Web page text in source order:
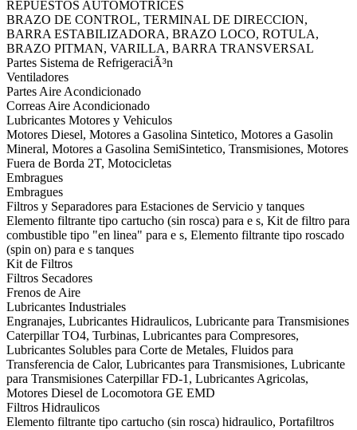
REPUESTOS AUTOMOTRICES
BRAZO DE CONTROL, TERMINAL DE DIRECCION,
BARRA ESTABILIZADORA, BRAZO LOCO, ROTULA,
BRAZO PITMAN, VARILLA, BARRA TRANSVERSAL
Partes Sistema de RefrigeraciÃ³n
Ventiladores
Partes Aire Acondicionado
Correas Aire Acondicionado
Lubricantes Motores y Vehiculos
Motores Diesel, Motores a Gasolina Sintetico, Motores a Gasolin
Mineral, Motores a Gasolina SemiSintetico, Transmisiones, Motores
Fuera de Borda 2T, Motocicletas
Embragues
Embragues
Filtros y Separadores para Estaciones de Servicio y tanques
Elemento filtrante tipo cartucho (sin rosca) para e s, Kit de filtro para
combustible tipo "en linea" para e s, Elemento filtrante tipo roscado
(spin on) para e s tanques
Kit de Filtros
Filtros Secadores
Frenos de Aire
Lubricantes Industriales
Engranajes, Lubricantes Hidraulicos, Lubricante para Transmisiones
Caterpillar TO4, Turbinas, Lubricantes para Compresores,
Lubricantes Solubles para Corte de Metales, Fluidos para
Transferencia de Calor, Lubricantes para Transmisiones, Lubricante
para Transmisiones Caterpillar FD-1, Lubricantes Agricolas,
Motores Diesel de Locomotora GE EMD
Filtros Hidraulicos
Elemento filtrante tipo cartucho (sin rosca) hidraulico, Portafiltros